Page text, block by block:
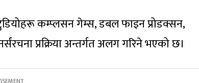
कम्प्लसन गेम्स, डबल फाइन प्रोडक्सन,
प्रक्रिया अन्तर्गत अलग गरिने भएको छ।